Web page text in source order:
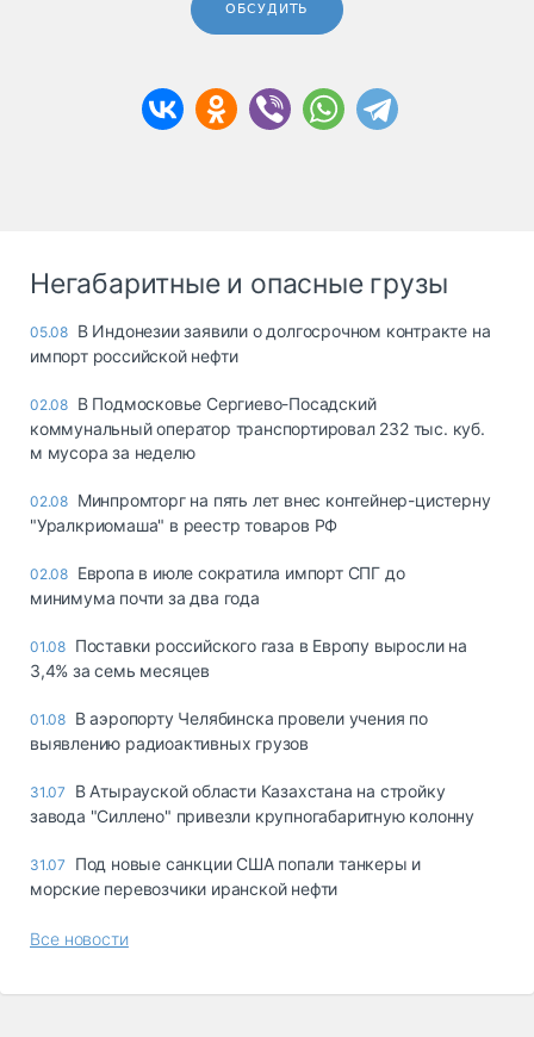
ОБСУДИТЬ
Негабаритные и опасные грузы
05.08 В Индонезии заявили о долгосрочном контракте на
импорт российской нефти
02.08 В Подмосковье Сергиево-Посадский
коммунальный оператор транспортировал 232 тыс. куб.
м мусора за неделю
02.08 Минпромторг на пять лет внес контейнер-цистерну
"Уралкриомаша" в реестр товаров РФ
02.08 Европа в июле сократила импорт СПГ до
минимума почти за два года
01.08 Поставки российского газа в Европу выросли на
3,4% за семь месяцев
01.08 В аэропорту Челябинска провели учения по
выявлению радиоактивных грузов
31.07
В Атырауской области Казахстана на стройку
завода "Силлено" привезли крупногабаритную колонну
31.07
Под новые санкции США попали танкеры и
морские перевозчики иранской нефти
Все новости